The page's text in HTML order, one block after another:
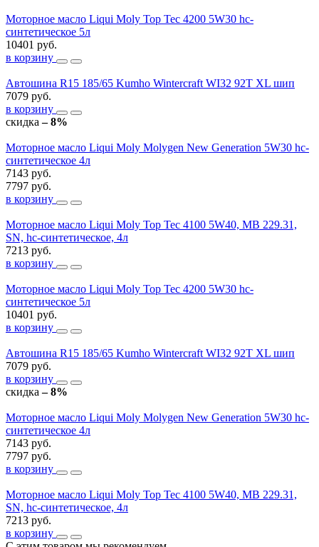
Моторное масло Liqui Moly Top Tec 4200 5W30 hc-
синтетическое 5л
10401 руб.
в корзину
Автошина R15 185/65 Kumho Wintercraft WI32 92T XL шип
7079 руб.
в корзину
скидка– 8%
Моторное масло Liqui Moly Molygen New Generation 5W30 hc-
синтетическое 4л
7143 руб.
7797 руб.
в корзину
Моторное масло Liqui Moly Top Tec 4100 5W40, MB 229.31,
SN, hc-синтетическое, 4л
7213 руб.
в корзину
Моторное масло Liqui Moly Top Tec 4200 5W30 hc-
синтетическое 5л
10401 руб.
в корзину
Автошина R15 185/65 Kumho Wintercraft WI32 92T XL шип
7079 руб.
в корзину
скидка– 8%
Моторное масло Liqui Moly Molygen New Generation 5W30 hc-
синтетическое 4л
7143 руб.
7797 руб.
в корзину
Моторное масло Liqui Moly Top Tec 4100 5W40, MB 229.31,
SN, hc-синтетическое, 4л
7213 руб.
в корзину